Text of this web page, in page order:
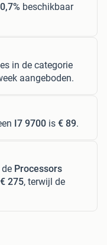
beschikbaar
in de categorie
aangeboden.
I7 9700 is € 89.
Processors
€ 275, terwijl de